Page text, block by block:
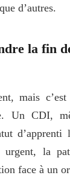
d’autres.
la fin
mais
Un CDI,
d’apprenti
urgent, la
face à un